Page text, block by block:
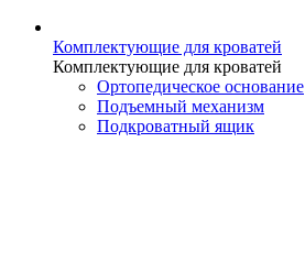
Комплектующие для кроватей
Комплектующие для кроватей
Ортопедическое основание
Подъемный механизм
Подкроватный ящик